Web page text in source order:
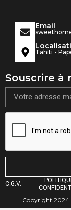
Email
Tahiti -
Souscrire à
C.G.V.
Copyright 2024